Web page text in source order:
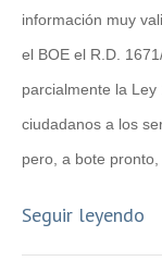
información muy
el BOE el R.D.
parcialmente la
ciudadanos a los
pero, a bote
Seguir leyendo